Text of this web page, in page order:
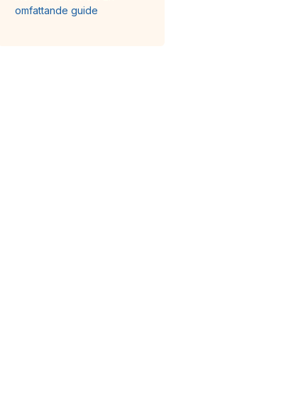
omfattande guide